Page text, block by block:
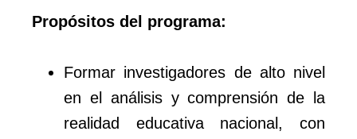
Propósitos del programa:
Formar investigadores de alto nivel
en el análisis y comprensión de la
realidad educativa nacional, con